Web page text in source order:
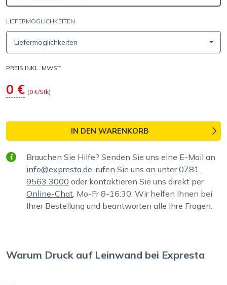
LIEFERMÖGLICHKEITEN
Liefermöglichkeiten
PREIS INKL. MWST.
0 € (0€/Stk)
IN DEN WARENKORB
Brauchen Sie Hilfe? Senden Sie uns eine E-Mail an
info@expresta.de, rufen Sie uns an unter0781
9563 3000 oder kontaktieren Sie uns direkt per
Online-Chat, Mo-Fr 8-16:30. Wir helfen Ihnen bei
Ihrer Bestellung und beantworten alle Ihre Fragen.
Warum Druck auf Leinwand bei Expresta